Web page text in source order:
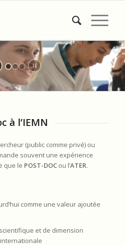
à l’IEMN
(public comme privé) ou
souvent une expérience
que le POST-DOCou l’ATER.
comme une valeur ajoutée
et de dimension